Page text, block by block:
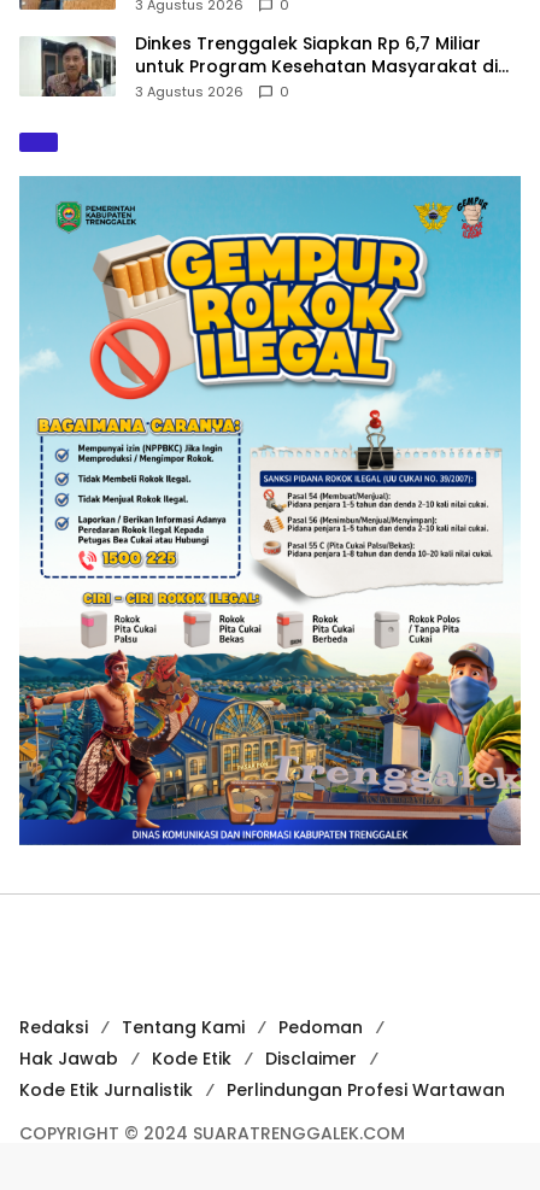
3 Agustus 2026 0
Dinkes Trenggalek Siapkan Rp 6,7 Miliar
untuk Program Kesehatan Masyarakat di
2027
3 Agustus 2026 0
Redaksi Tentang Kami
Pedoman
Hak Jawab
Kode Etik
Disclaimer
Kode Etik Jurnalistik
Perlindungan Profesi Wartawan
COPYRIGHT © 2024 SUARATRENGGALEK.COM